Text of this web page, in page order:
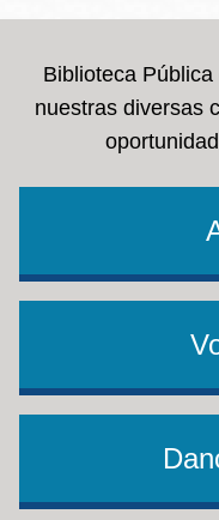
Biblioteca
nuestras diversas